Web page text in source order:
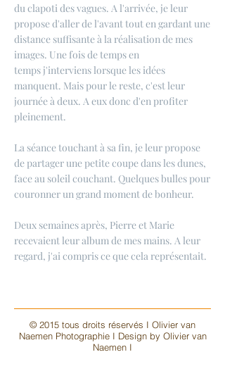
du clapoti des vagues. A l'arrivée, je leur
propose d'aller de l'avant tout en gardant une
distance suffisante à la réalisation de mes
images. Une fois de temps en
temps j'interviens lorsque les idées
manquent. Mais pour le reste, c'est leur
journée à deux. A eux donc d'en profiter
pleinement.
La séance touchant à sa fin, je leur propose
de partager une petite coupe dans les dunes,
face au soleil couchant. Quelques bulles pour
couronner un grand moment de bonheur.
Deux semaines après, Pierre et Marie
recevaient leur album de mes mains. A leur
regard, j'ai compris ce que cela représentait.
© 2015 tous droits réservés I Olivier van
Naemen Photographie I Design by Olivier van
Naemen I